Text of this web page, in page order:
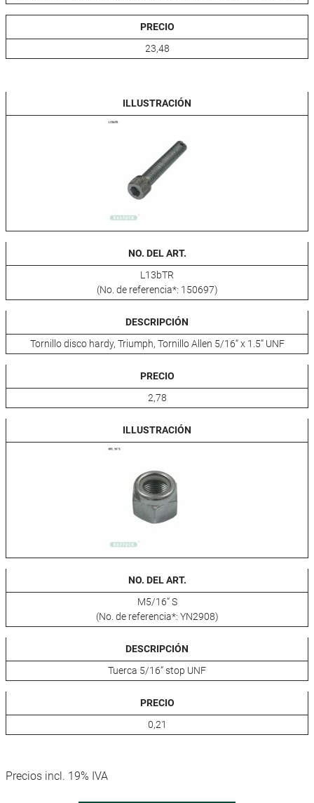
PRECIO
23,48
ILLUSTRACIÓN
NO. DEL ART.
L13bTR
(No. de referencia*: 150697)
DESCRIPCIÓN
Tornillo disco hardy, Triumph, Tornillo Allen 5/16“ x 1.5“ UNF
PRECIO
2,78
ILLUSTRACIÓN
NO. DEL ART.
M5/16“ S
(No. de referencia*: YN2908)
DESCRIPCIÓN
Tuerca 5/16“ stop UNF
PRECIO
0,21
Precios incl. 19% IVA